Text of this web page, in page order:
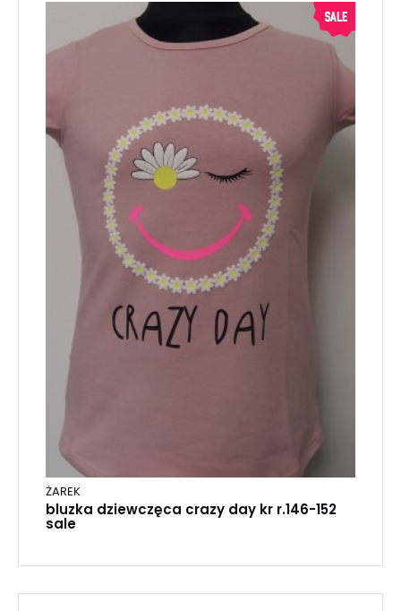
ŻAREK
bluzka dziewczęca crazy day kr r.146-152
sale